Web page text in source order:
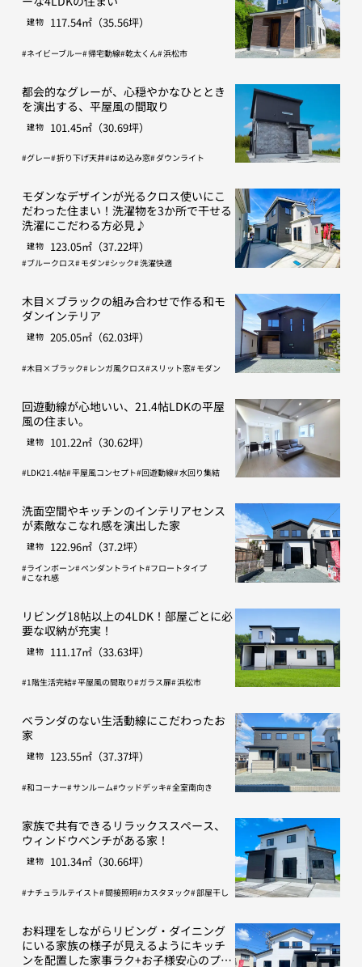
建物 117.54㎡（35.56坪）
ネイビーブルー 帰宅動線 乾太くん 浜松市
都会的なグレーが、心穏やかなひととき
を演出する、平屋風の間取り
建物 101.45㎡（30.69坪）
グレー 折り下げ天井 はめ込み窓 ダウンライト
モダンなデザインが光るクロス使いにこ
だわった住まい！洗濯物を3か所で干せる
洗濯にこだわる方必見♪
建物 123.05㎡（37.22坪）
ブルークロス モダン シック 洗濯快適
木目×ブラックの組み合わせで作る和モ
ダンインテリア
建物 205.05㎡（62.03坪）
木目×ブラック レンガ風クロス スリット窓 モダン
回遊動線が心地いい、21.4帖LDKの平屋
風の住まい。
建物 101.22㎡（30.62坪）
LDK21.4帖 平屋風コンセプト 回遊動線 水回り集結
洗面空間やキッチンのインテリアセンス
が素敵なこなれ感を演出した家
建物 122.96㎡（37.2坪）
ラインボーン ペンダントライト フロートタイプ
こなれ感
リビング18帖以上の4LDK！部屋ごとに必
要な収納が充実！
建物 111.17㎡（33.63坪）
1階生活完結 平屋風の間取り ガラス扉 浜松市
ベランダのない生活動線にこだわったお
家
建物 123.55㎡（37.37坪）
和コーナー サンルーム ウッドデッキ 全室南向き
家族で共有できるリラックススペース、
ウィンドウベンチがある家！
建物 101.34㎡（30.66坪）
ナチュラルテイスト 間接照明 カスタヌック 部屋干し
お料理をしながらリビング・ダイニング
にいる家族の様子が見えるようにキッチ
ンを配置した家事ラク+お子様安心のプラ